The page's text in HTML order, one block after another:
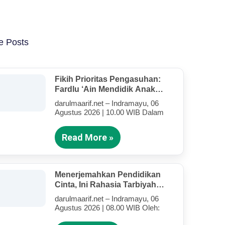
Posts
Fikih Prioritas Pengasuhan:
Fardlu ‘Ain Mendidik Anak
Kandung Di Tengah Kesibukan
Mengajar
darulmaarif.net – Indramayu, 06
Agustus 2026 | 10.00 WIB Dalam
Read More »
Menerjemahkan Pendidikan
Cinta, Ini Rahasia Tarbiyah
Rosululloh SAW Bagi Anak-
Anak Yang Terluka (Bagian IV)
darulmaarif.net – Indramayu, 06
Agustus 2026 | 08.00 WIB Oleh: